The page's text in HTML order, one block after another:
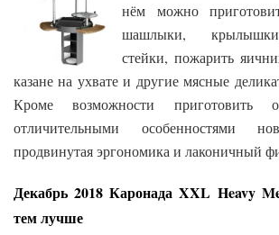
нём можно
шашлыки,
стейки, пожарить
казане на ухвате и другие мясные
Кроме возможности приготовить
отличительными особенностями
продвинутая эргономика и лаконичный
Декабрь 2018 Каронада XXL Heavy
тем лучше